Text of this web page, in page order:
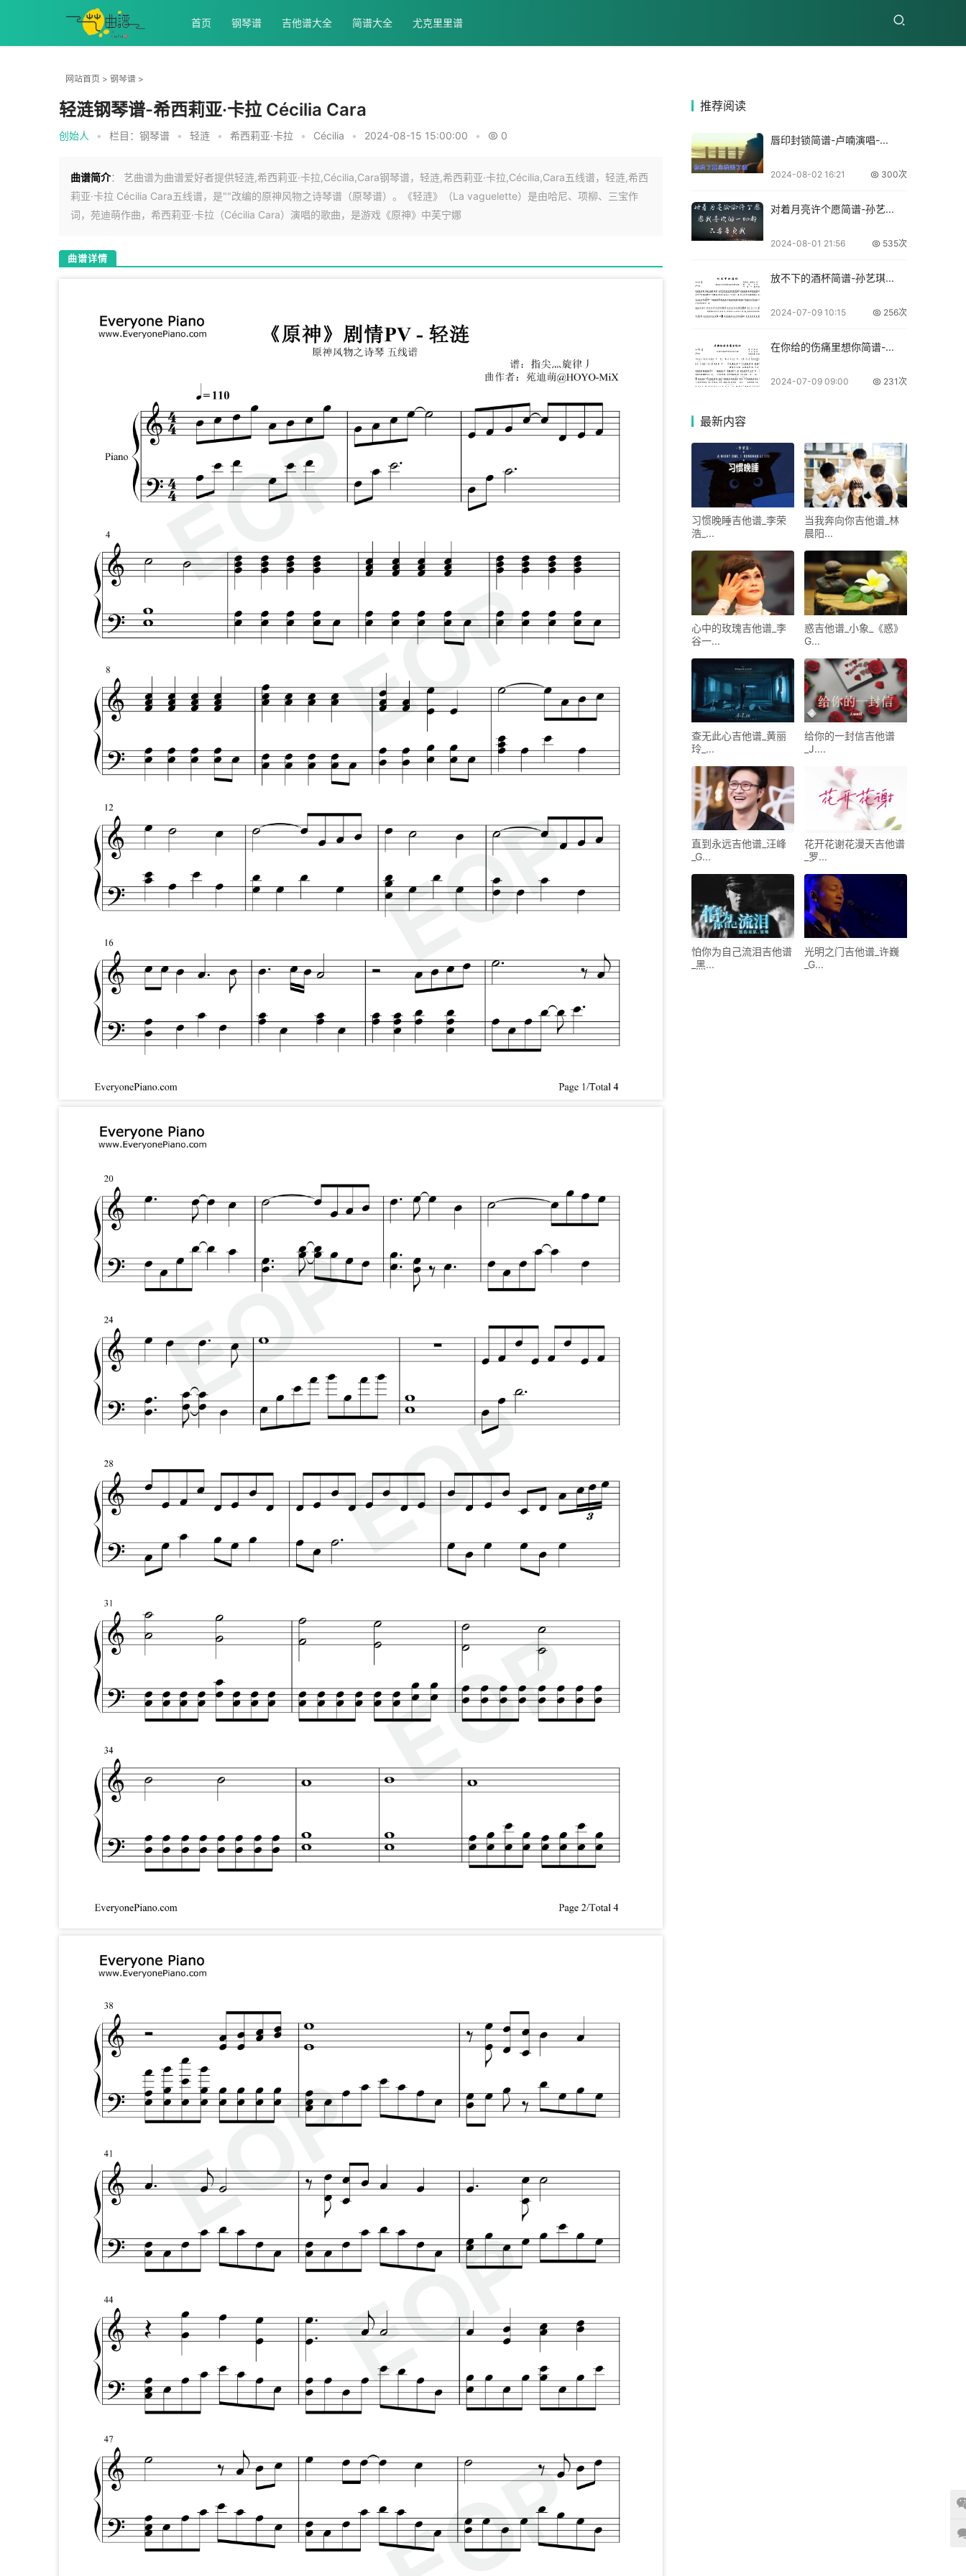
首页 钢琴谱 吉他谱大全 简谱大全 尤克里里谱
网站首页 > 钢琴谱 >
轻涟钢琴谱-希西莉亚·卡拉 Cécilia Cara
创始人 • 栏目： 钢琴谱 • 轻涟 • 希西莉亚·卡拉 • Cécilia • 2024-08-15 15:00:00 • 0
曲谱简介： 艺曲谱为曲谱爱好者提供轻涟,希西莉亚·卡拉,Cécilia,Cara钢琴谱，轻涟,希西莉亚·卡拉,Cécilia,Cara五线谱，轻涟,希西
莉亚·卡拉 Cécilia Cara五线谱，是""改编的原神风物之诗琴谱（原琴谱）。《轻涟》（La vaguelette）是由哈尼、项柳、三宝作
词，苑迪萌作曲，希西莉亚·卡拉（Cécilia Cara）演唱的歌曲，是游戏《原神》中芙宁娜
曲谱详情
推荐阅读
唇印封锁简谱-卢喃演唱-...
2024-08-02 16:21 300次
对着月亮许个愿简谱-孙艺...
2024-08-01 21:56 535次
放不下的酒杯简谱-孙艺琪...
2024-07-09 10:15 256次
在你给的伤痛里想你简谱-...
2024-07-09 09:00 231次
最新内容
习惯晚睡吉他谱_李荣
浩_...
当我奔向你吉他谱_林
晨阳...
心中的玫瑰吉他谱_李
谷一...
惑吉他谱_小象_《惑》
G...
查无此心吉他谱_黄丽
玲_...
给你的一封信吉他谱
_J....
直到永远吉他谱_汪峰
_G...
花开花谢花漫天吉他谱
_罗...
怕你为自己流泪吉他谱
_黑...
光明之门吉他谱_许巍
_G...